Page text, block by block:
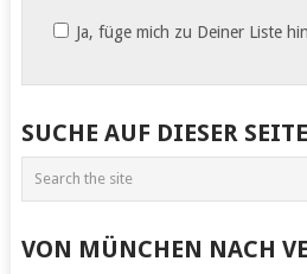
Ja, füge mich zu Deiner Liste
SUCHE AUF DIESER
VON MÜNCHEN NACH